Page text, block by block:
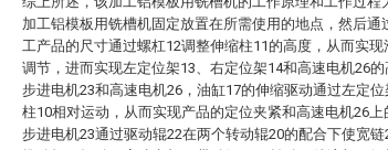
加工铝模板用铣槽机固定放置在所需使用的地点，然后通
工产品的尺寸通过螺杠12调整伸缩柱11的高度，从而实
调节，进而实现左定位架13、右定位架14和高速电机26的
步进电机23和高速电机26，油缸17的伸缩驱动通过左定
柱10相对运动，从而实现产品的定位夹紧和高速电机26上
步进电机23通过驱动辊22在两个转动辊20的配合下使宽